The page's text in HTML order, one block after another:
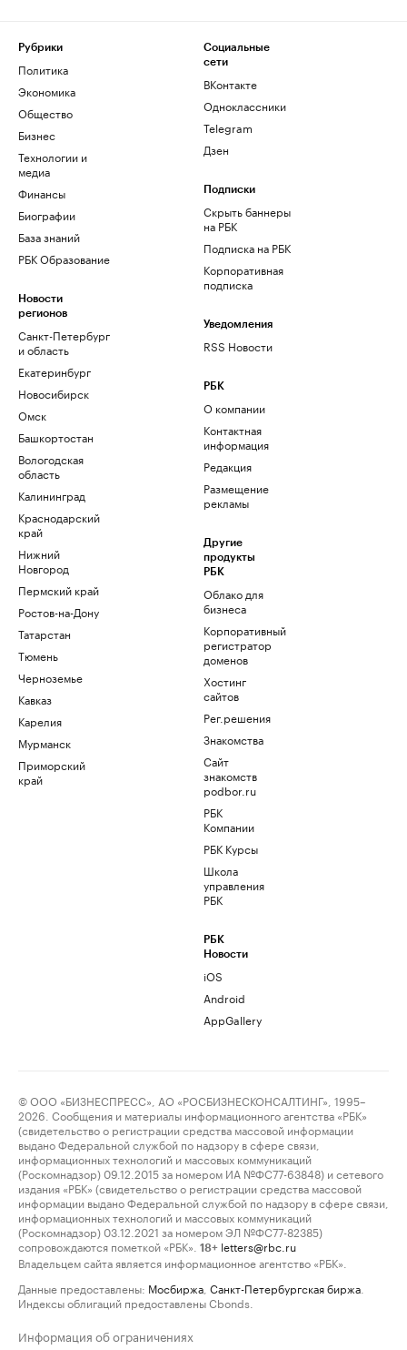
Рубрики
Политика
Экономика
Общество
Бизнес
Технологии и
медиа
Финансы
Биографии
База знаний
РБК Образование
Новости
регионов
Санкт-Петербург
и область
Екатеринбург
Новосибирск
Омск
Башкортостан
Вологодская
область
Калининград
Краснодарский
край
Нижний
Новгород
Пермский край
Ростов-на-Дону
Татарстан
Тюмень
Черноземье
Кавказ
Карелия
Мурманск
Приморский
край
Социальные
сети
ВКонтакте
Одноклассники
Telegram
Дзен
Подписки
Скрыть баннеры
на РБК
Подписка на РБК
Корпоративная
подписка
Уведомления
RSS Новости
РБК
О компании
Контактная
информация
Редакция
Размещение
рекламы
Другие
продукты
РБК
Облако для
бизнеса
Корпоративный
регистратор
доменов
Хостинг
сайтов
Рег.решения
Знакомства
Сайт
знакомств
podbor.ru
РБК
Компании
РБК Курсы
Школа
управления
РБК
РБК
Новости
iOS
Android
AppGallery
© ООО «БИЗНЕСПРЕСС», АО «РОСБИЗНЕСКОНСАЛТИНГ», 1995–
2026. Сообщения и материалы информационного агентства «РБК»
(свидетельство о регистрации средства массовой информации
выдано Федеральной службой по надзору в сфере связи,
информационных технологий и массовых коммуникаций
(Роскомнадзор) 09.12.2015 за номером ИА №ФС77-63848) и сетевого
издания «РБК» (свидетельство о регистрации средства массовой
информации выдано Федеральной службой по надзору в сфере связи,
информационных технологий и массовых коммуникаций
(Роскомнадзор) 03.12.2021 за номером ЭЛ №ФС77-82385)
сопровождаются пометкой «РБК».
18+ letters@rbc.ru
Владельцем сайта является информационное агентство «РБК».
Данные предоставлены: Мосбиржа Санкт-Петербургская биржа
Индексы облигаций предоставлены Cbonds.
Информация об ограничениях